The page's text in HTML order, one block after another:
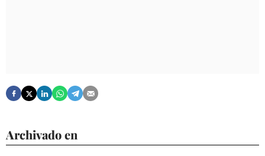
Archivado en